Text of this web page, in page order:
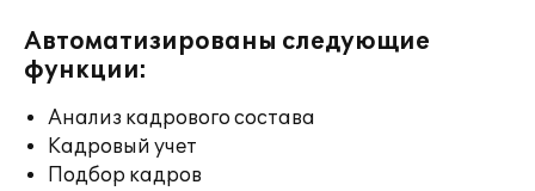
Автоматизированы следующие
функции:
Анализ кадрового состава
Кадровый учет
Подбор кадров